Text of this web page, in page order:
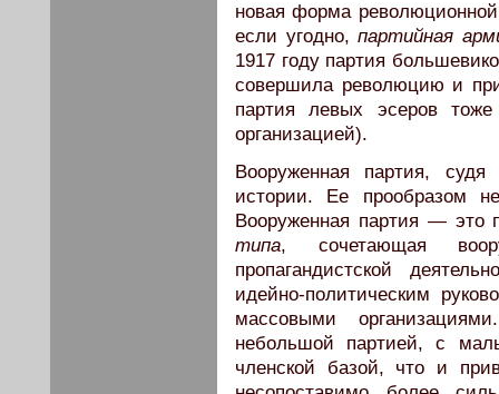
новая форма
если угодно,партийная
1917 году партия
совершила революцию и
партия левых эсеров
организацией).
Вооруженная партия,
истории. Ее прообразом
Вооруженная партия — это
типа, сочетающая
пропагандистской
идейно-политическим
массовыми
небольшой партией, с
членской базой, что и